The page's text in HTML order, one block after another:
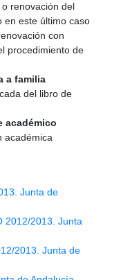
renovación del
en este último caso
con
procedimiento de
a familia
del libro de
académico
académica
Junta de
2012/2013. Junta
2013. Junta de